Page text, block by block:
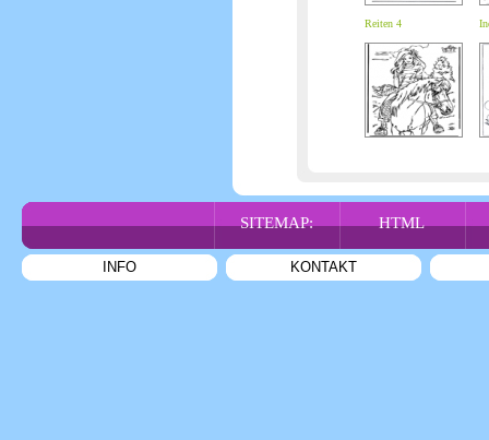
Reiten 4
SITEMAP: HTML
INFO KONTAKT